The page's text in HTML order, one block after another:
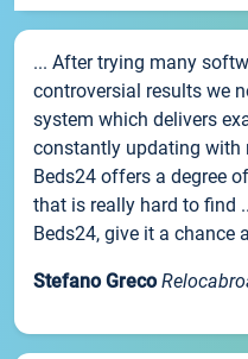
... After trying many
controversial results we
system which delivers
constantly updating with
Beds24 offers a degree
that is really hard to find
Beds24, give it a chance
Stefano Greco